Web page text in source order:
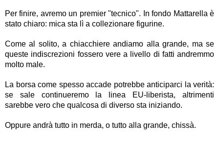
Per finire, avremo un premier "tecnico". In fondo Mattarella è
stato chiaro: mica sta lì a collezionare figurine.
Come al solito, a chiacchiere andiamo alla grande, ma se
queste indiscrezioni fossero vere a livello di fatti andremmo
molto male.
La borsa come spesso accade potrebbe anticiparci la verità:
se sale continueremo la linea EU-liberista, altrimenti
sarebbe vero che qualcosa di diverso sta iniziando.
Oppure andrà tutto in merda, o tutto alla grande, chissà.